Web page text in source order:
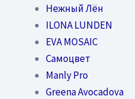
Нежный Лён
ILONA LUNDEN
EVA MOSAIC
Самоцвет
Manly Pro
Greena Avocadova